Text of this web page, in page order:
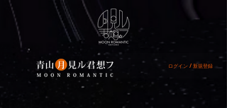
ログイン / 新規登録